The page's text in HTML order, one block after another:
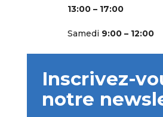
13:00 – 17:00
Samedi 9:00 – 12:00
Inscrivez-
notre